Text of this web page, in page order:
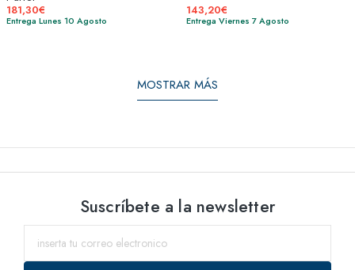
181,30€
Entrega Lunes 10 Agosto
143,20€
Entrega Viernes 7 Agosto
MOSTRAR MÁS
Suscríbete a la newsletter